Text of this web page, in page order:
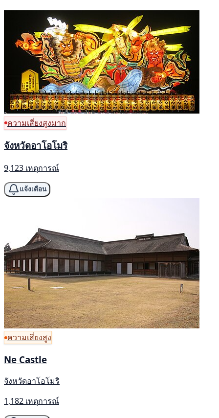
ความเสี่ยงสูงมาก
จังหวัดอาโอโมริ
9,123 เหตุการณ์
แจ้งเตือน
ความเสี่ยงสูง
Ne Castle
จังหวัดอาโอโมริ
1,182 เหตุการณ์